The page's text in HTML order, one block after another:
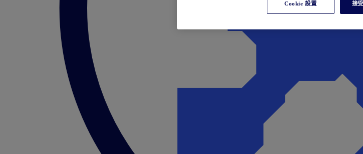
Cookie 設置 接